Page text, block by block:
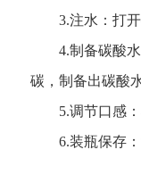
3.注水：打开
4.制备碳酸水
碳，制备出碳酸水
5.调节口感：
6.装瓶保存：